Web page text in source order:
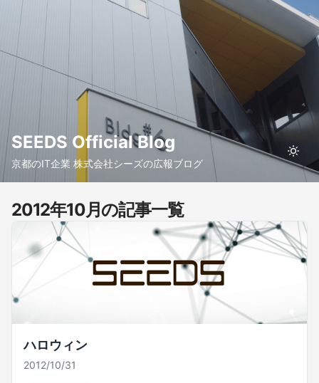
SEEDS Official Blog
京都のIT企業 株式会社シーズの広報ブログ
2012年10月の記事一覧
ハロウィン
2012/10/31